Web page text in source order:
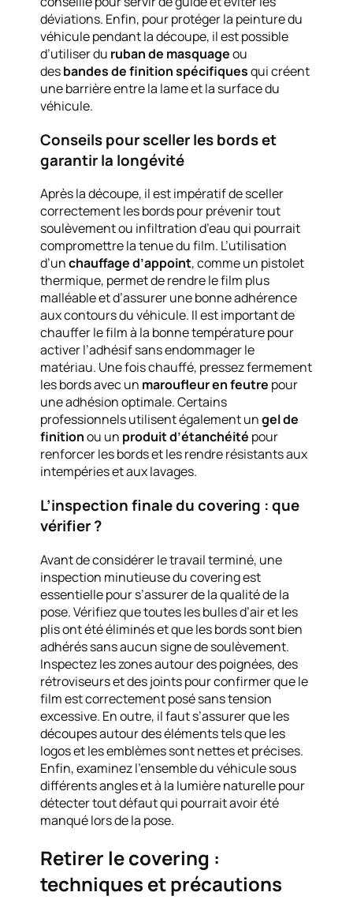
déviations. Enfin, pour protéger la peinture du
véhicule pendant la découpe, il est possible
d’utiliser du ruban de masquageou
desbandes de finition spécifiquesqui créent
une barrière entre la lame et la surface du
véhicule.
Conseils pour sceller les bords et
garantir la longévité
Après la découpe, il est impératif de sceller
correctement les bords pour prévenir tout
soulèvement ou infiltration d’eau qui pourrait
compromettre la tenue du film. L’utilisation
d’unchauffage d’appoint, comme un pistolet
thermique, permet de rendre le film plus
malléable et d’assurer une bonne adhérence
aux contours du véhicule. Il est important de
chauffer le film à la bonne température pour
activer l’adhésif sans endommager le
matériau. Une fois chauffé, pressez fermement
les bords avec un maroufleur en feutre pour
une adhésion optimale. Certains
professionnels utilisent également ungel de
finitionou un produit d’étanchéité pour
renforcer les bords et les rendre résistants aux
intempéries et aux lavages.
L’inspection finale du covering : que
vérifier ?
Avant de considérer le travail terminé, une
inspection minutieuse du covering est
essentielle pour s’assurer de la qualité de la
pose. Vérifiez que toutes les bulles d’air et les
plis ont été éliminés et que les bords sont bien
adhérés sans aucun signe de soulèvement.
Inspectez les zones autour des poignées, des
rétroviseurs et des joints pour confirmer que le
film est correctement posé sans tension
excessive. En outre, il faut s’assurer que les
découpes autour des éléments tels que les
logos et les emblèmes sont nettes et précises.
Enfin, examinez l’ensemble du véhicule sous
différents angles et à la lumière naturelle pour
détecter tout défaut qui pourrait avoir été
manqué lors de la pose.
Retirer le covering :
techniques et précautions